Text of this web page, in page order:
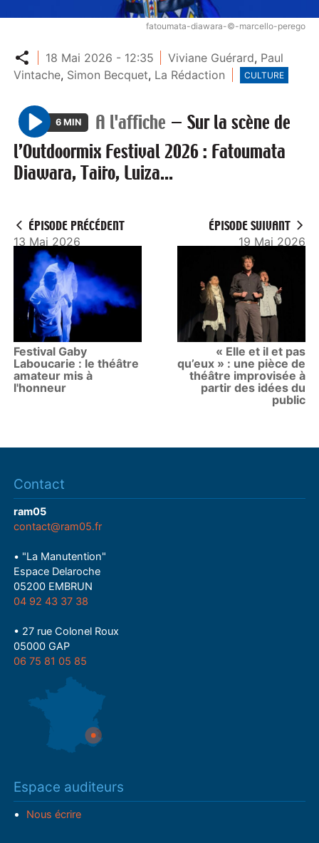
fatoumata-diawara-©-marcello-perego
Partager
18 Mai 2026 - 12:35 Viviane Guérard, Paul
Vintache, Simon Becquet, La Rédaction CULTURE
P
l
a
6 MIN A l'affiche — Sur la scène de
l’Outdoormix Festival 2026 : Fatoumata
Diawara, Taïro, Luiza...
ÉPISODE PRÉCÉDENT
13 Mai 2026
Festival Gaby
Laboucarie : le théâtre
amateur mis à
l'honneur
ÉPISODE SUIVANT
19 Mai 2026
« Elle et il et pas
qu’eux » : une pièce de
théâtre improvisée à
partir des idées du
public
Contact
ram05
contact@ram05.fr
• "La Manutention"
Espace Delaroche
05200 EMBRUN
04 92 43 37 38
• 27 rue Colonel Roux
05000 GAP
06 75 81 05 85
Espace auditeurs
Nous écrire